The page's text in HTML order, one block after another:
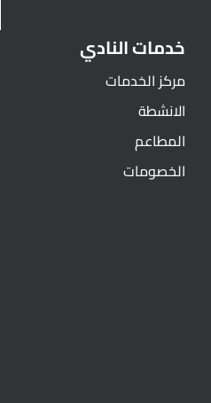
خدمات النادي
مركز الخدمات
الانشطة
المطاعم
الخصومات